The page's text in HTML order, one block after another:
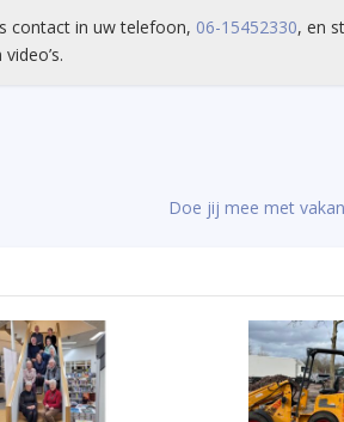
contact in uw telefoon, 06-15452330, en
Doe jij mee met